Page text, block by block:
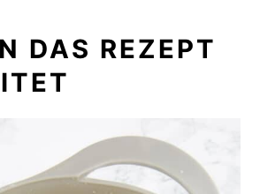
DAS REZEPT